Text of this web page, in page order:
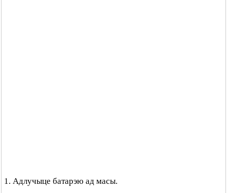
1. Адлучыце батарэю ад масы.